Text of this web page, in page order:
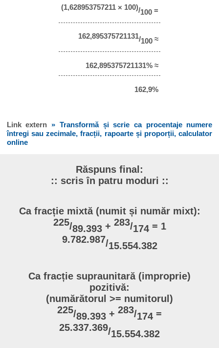
(1,628953757211 × 100)/100=
162,895375721131/100≈
162,895375721131% ≈
162,9%
Link extern» Transformă și scrie ca procentaje numere
întregi sau zecimale, fracții, rapoarte și proporții, calculator
online
Răspuns final:
:: scris în patru moduri ::
Ca fracție mixtă (numit și număr mixt):
225/89.393 + 283/174 = 1
9.782.987/15.554.382
Ca fracție supraunitară (improprie)
pozitivă:
(numărătorul >= numitorul)
225/89.393 + 283/174 =
25.337.369/15.554.382